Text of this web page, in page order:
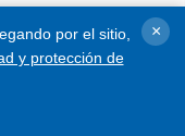
medios: R40-
reservados.
por el sitio,
y protección de
×